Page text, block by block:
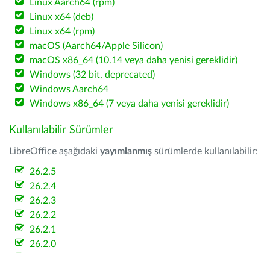
Linux Aarch64 (rpm)
Linux x64 (deb)
Linux x64 (rpm)
macOS (Aarch64/Apple Silicon)
macOS x86_64 (10.14 veya daha yenisi gereklidir)
Windows (32 bit, deprecated)
Windows Aarch64
Windows x86_64 (7 veya daha yenisi gereklidir)
Kullanılabilir Sürümler
LibreOffice aşağıdaki yayımlanmış sürümlerde kullanılabilir:
26.2.5
26.2.4
26.2.3
26.2.2
26.2.1
26.2.0